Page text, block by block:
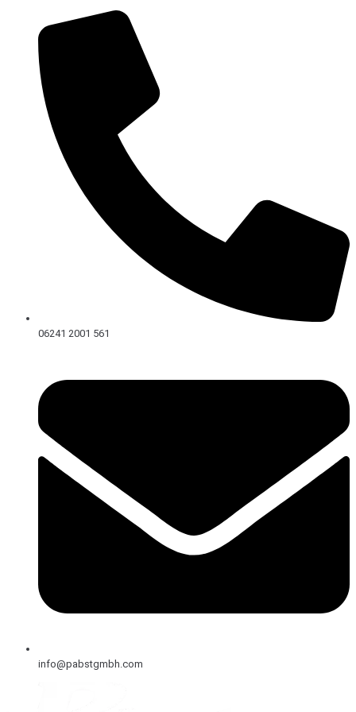
content
06241 2001 561
info@pabstgmbh.com